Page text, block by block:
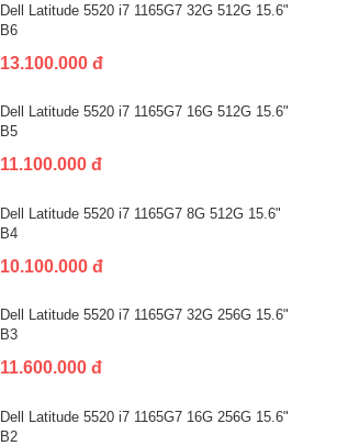
Dell Latitude 5520 i7 1165G7 32G 512G 15.6"
B6
13.100.000 đ
Dell Latitude 5520 i7 1165G7 16G 512G 15.6"
B5
11.100.000 đ
Dell Latitude 5520 i7 1165G7 8G 512G 15.6"
B4
10.100.000 đ
Dell Latitude 5520 i7 1165G7 32G 256G 15.6"
B3
11.600.000 đ
Dell Latitude 5520 i7 1165G7 16G 256G 15.6"
B2